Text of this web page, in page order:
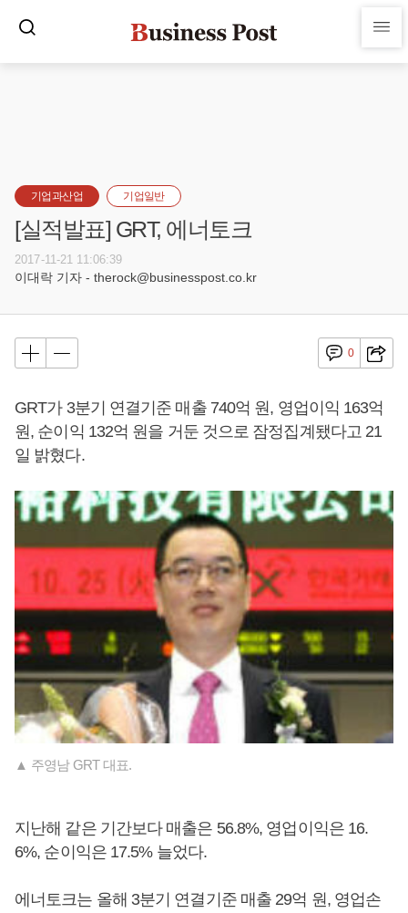
기업과산업 기업일반
[실적발표] GRT, 에너토크
2017-11-21 11:06:39
이대락 기자 - therock@businesspost.co.kr
0
GRT가 3분기 연결기준 매출 740억 원, 영업이익 163억
원, 순이익 132억 원을 거둔 것으로 잠정집계됐다고 21
일 밝혔다.
▲ 주영남 GRT 대표.
지난해 같은 기간보다 매출은 56.8%, 영업이익은 16.
6%, 순이익은 17.5% 늘었다.
에너토크는 올해 3분기 연결기준 매출 29억 원, 영업손